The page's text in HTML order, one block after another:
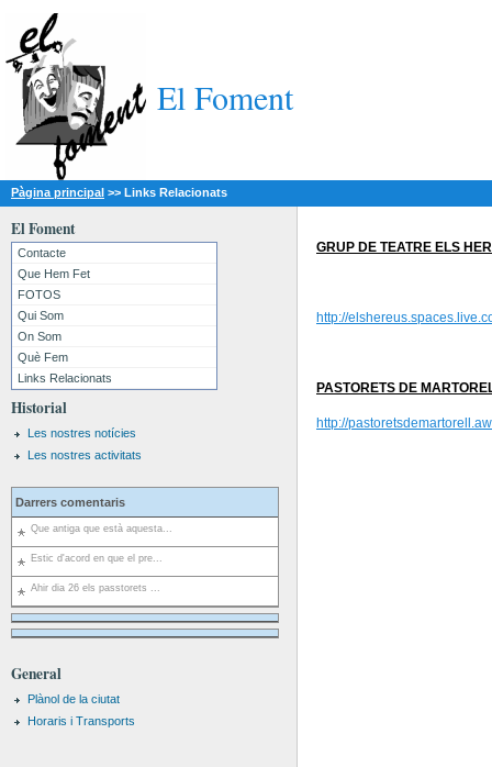
El Foment
Pàgina principal >> Links Relacionats
El Foment
Contacte
Que Hem Fet
FOTOS
Qui Som
On Som
Què Fem
Links Relacionats
Historial
Les nostres notícies
Les nostres activitats
Darrers comentaris
Que antiga que està aquesta...
Estic d'acord en que el pre...
Ahir dia 26 els passtorets ...
General
Plànol de la ciutat
Horaris i Transports
GRUP DE TEATRE ELS
http://
PASTORETS DE
http://